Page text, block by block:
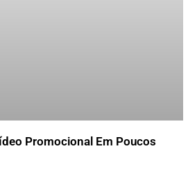
Promocional Em Poucos